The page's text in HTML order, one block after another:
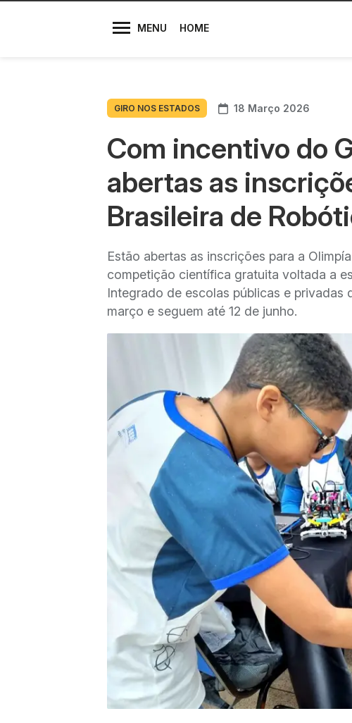
MENU HOME
Diretores
GIRO NOS ESTADOS 18 Março 2026
Com incentivo do
abertas as
Brasileira de
Estão abertas as inscrições para a
competição científica gratuita voltada a
Integrado de escolas públicas e
março e seguem até 12 de junho.